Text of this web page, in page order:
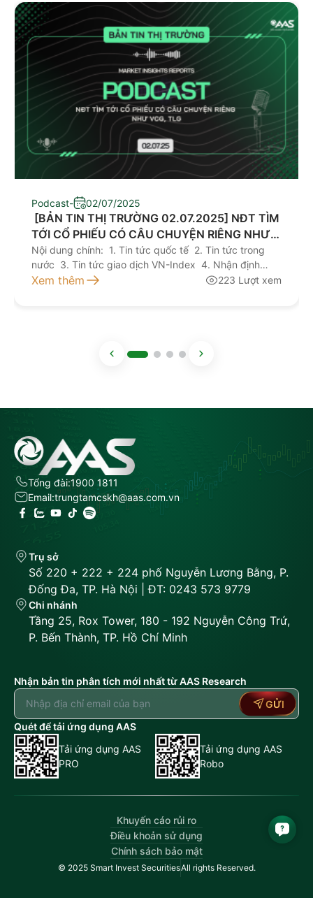
Podcast- 02/07/2025
​ [BẢN TIN THỊ TRƯỜNG 02.07.2025] NĐT TÌM
TỚI CỔ PHIẾU CÓ CÂU CHUYỆN RIÊNG NHƯ
VCG, TLG
Nội dung chính: 1. Tin tức quốc tế 2. Tin tức trong
nước 3. Tin tức giao dịch VN-Index 4. Nhận định
giao dịch 5. Khuyến nghị đầu tư Kính mời quý nhà
Xem thêm 223 Lượt xem
Tổng đài:1900 1811
Email:trungtamcskh@aas.com.vn
Trụ sở
Số 220 + 222 + 224 phố Nguyễn Lương Bằng, P.
Đống Đa, TP. Hà Nội | ĐT: 0243 573 9779
Chi nhánh
Tầng 25, Rox Tower, 180 - 192 Nguyễn Công Trứ,
P. Bến Thành, TP. Hồ Chí Minh
Nhận bản tin phân tích mới nhất từ AAS Research
GỬI
Quét để tải ứng dụng AAS
Tải ứng dụng AAS
PRO
Tải ứng dụng AAS
Robo
Khuyến cáo rủi ro
Điều khoản sử dụng
Chính sách bảo mật
© 2025 Smart Invest SecuritiesAll rights Reserved.